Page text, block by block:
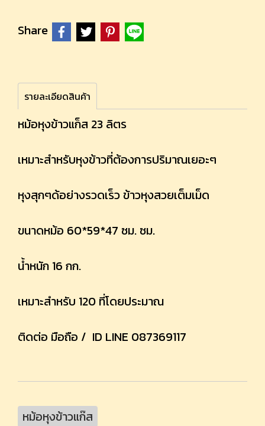
Share
รายละเอียดสินค้า
หม้อหุงข้าวแก็ส 23 ลิตร
เหมาะสำหรับหุงข้าวที่ต้องการปริมาณเยอะๆ
หุงสุกๆด้อย่างรวดเร็ว ข้าวหุงสวยเต็มเม็ด
ขนาดหม้อ 60*59*47 ซม. ซม.
น้ำหนัก 16 กก.
เหมาะสำหรับ 120 ที่โดยประมาณ
ติดต่อ มือถือ / ID LINE 087369117
หม้อหุงข้าวแก๊ส